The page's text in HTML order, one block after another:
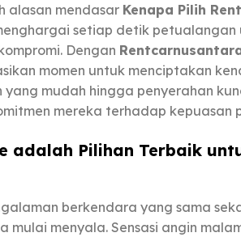
alasan mendasar Kenapa Pilih
setiap detik petualangan
Dengan
momen untuk menciptakan
yang mudah hingga penyerahan
mereka terhadap kepuasan
adalah Pilihan Terbaik
berkendara yang sama
menyala. Sensasi angin